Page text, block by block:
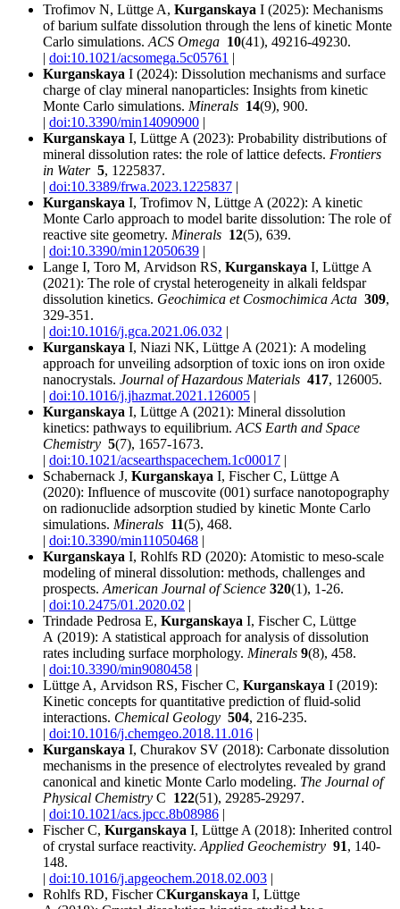
Trofimov N, Lüttge A, Kurganskaya I (2025): Mechanisms
of barium sulfate dissolution through the lens of kinetic Monte
Carlo simulations. ACS Omega 10(41), 49216-49230.
| doi:10.1021/acsomega.5c05761 |
Kurganskaya I (2024): Dissolution mechanisms and surface
charge of clay mineral nanoparticles: Insights from kinetic
Monte Carlo simulations. Minerals 14(9), 900.
| doi:10.3390/min14090900 |
Kurganskaya I, Lüttge A (2023): Probability distributions of
mineral dissolution rates: the role of lattice defects. Frontiers
in Water 5, 1225837.
| doi:10.3389/frwa.2023.1225837 |
Kurganskaya I, Trofimov N, Lüttge A (2022): A kinetic
Monte Carlo approach to model barite dissolution: The role of
reactive site geometry. Minerals 12(5), 639.
| doi:10.3390/min12050639 |
Lange I, Toro M, Arvidson RS, Kurganskaya I, Lüttge A
(2021): The role of crystal heterogeneity in alkali feldspar
dissolution kinetics. Geochimica et Cosmochimica Acta 309,
329-351.
| doi:10.1016/j.gca.2021.06.032 |
Kurganskaya I, Niazi NK, Lüttge A (2021): A modeling
approach for unveiling adsorption of toxic ions on iron oxide
nanocrystals. Journal of Hazardous Materials 417, 126005.
| doi:10.1016/j.jhazmat.2021.126005 |
Kurganskaya I, Lüttge A (2021): Mineral dissolution
kinetics: pathways to equilibrium. ACS Earth and Space
Chemistry 5(7), 1657-1673.
| doi:10.1021/acsearthspacechem.1c00017 |
Schabernack J, Kurganskaya I, Fischer C, Lüttge A
(2020): Influence of muscovite (001) surface nanotopography
on radionuclide adsorption studied by kinetic Monte Carlo
simulations. Minerals 11(5), 468.
| doi:10.3390/min11050468 |
Kurganskaya I, Rohlfs RD (2020): Atomistic to meso-scale
modeling of mineral dissolution: methods, challenges and
prospects. American Journal of Science 320(1), 1-26.
| doi:10.2475/01.2020.02 |
Trindade Pedrosa E, Kurganskaya I, Fischer C, Lüttge
A (2019): A statistical approach for analysis of dissolution
rates including surface morphology. Minerals 9(8), 458.
| doi:10.3390/min9080458 |
Lüttge A, Arvidson RS, Fischer C, Kurganskaya I (2019):
Kinetic concepts for quantitative prediction of fluid-solid
interactions. Chemical Geology 504, 216-235.
| doi:10.1016/j.chemgeo.2018.11.016 |
Kurganskaya I, Churakov SV (2018): Carbonate dissolution
mechanisms in the presence of electrolytes revealed by grand
canonical and kinetic Monte Carlo modeling. The Journal of
Physical Chemistry C 122(51), 29285-29297.
| doi:10.1021/acs.jpcc.8b08986 |
Fischer C, Kurganskaya I, Lüttge A (2018): Inherited control
of crystal surface reactivity. Applied Geochemistry 91, 140-
148.
| doi:10.1016/j.apgeochem.2018.02.003 |
Rohlfs RD, Fischer CKurganskaya I, Lüttge